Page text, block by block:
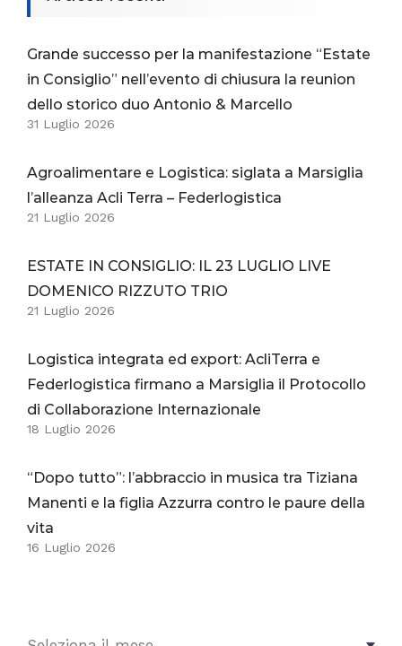
Grande successo per la manifestazione “Estate
in Consiglio” nell’evento di chiusura la reunion
dello storico duo Antonio & Marcello
31 Luglio 2026
Agroalimentare e Logistica: siglata a Marsiglia
l’alleanza Acli Terra – Federlogistica
21 Luglio 2026
ESTATE IN CONSIGLIO: IL 23 LUGLIO LIVE
DOMENICO RIZZUTO TRIO
21 Luglio 2026
Logistica integrata ed export: AcliTerra e
Federlogistica firmano a Marsiglia il Protocollo
di Collaborazione Internazionale
18 Luglio 2026
“Dopo tutto”: l’abbraccio in musica tra Tiziana
Manenti e la figlia Azzurra contro le paure della
vita
16 Luglio 2026